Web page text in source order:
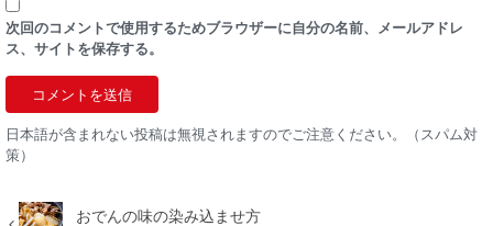
次回のコメントで使用するためブラウザーに自分の名前、メールアドレ
ス、サイトを保存する。
日本語が含まれない投稿は無視されますのでご注意ください。（スパム対
策）
おでんの味の染み込ませ方